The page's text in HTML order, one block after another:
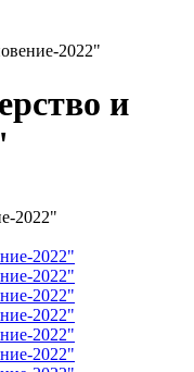
2022"
и
2022"